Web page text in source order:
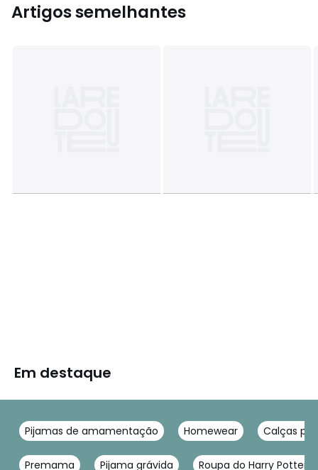
Artigos semelhantes
Em destaque
Pijamas de amamentação Homewear Calças
Premama Pijama grávida Roupa do Harry Potter